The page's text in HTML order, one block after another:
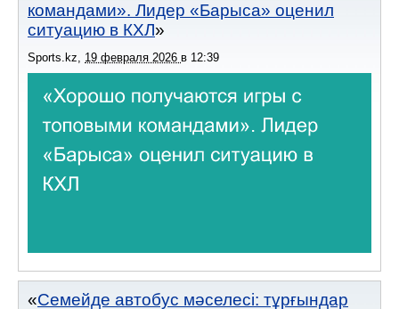
командами». Лидер «Барыса» оценил
ситуацию в КХЛ
Sports.kz, 19 февраля 2026 в 12:39
Семейде автобус мәселесі: тұрғындар